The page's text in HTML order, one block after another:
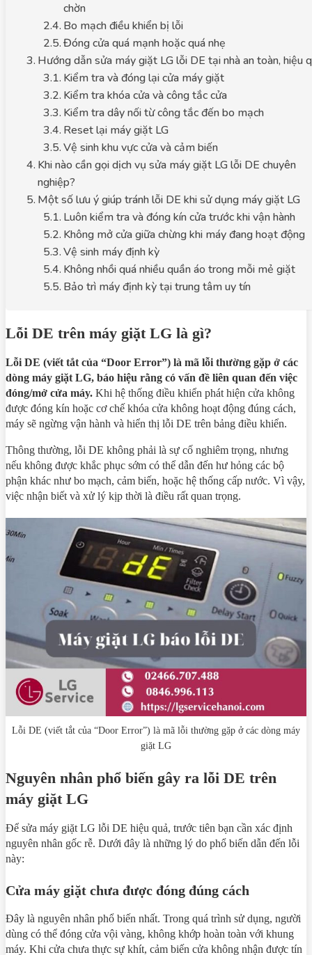
chờn
Bo mạch điều khiển bị lỗi
Đóng cửa quá mạnh hoặc quá nhẹ
Hướng dẫn sửa máy giặt LG lỗi DE tại nhà an toàn, hiệu
Kiểm tra và đóng lại cửa máy giặt
Kiểm tra khóa cửa và công tắc cửa
Kiểm tra dây nối từ công tắc đến bo mạch
Reset lại máy giặt LG
Vệ sinh khu vực cửa và cảm biến
Khi nào cần gọi dịch vụ sửa máy giặt LG lỗi DE chuyên
nghiệp?
Một số lưu ý giúp tránh lỗi DE khi sử dụng máy giặt LG
Luôn kiểm tra và đóng kín cửa trước khi vận hành
Không mở cửa giữa chừng khi máy đang hoạt động
Vệ sinh máy định kỳ
Không nhồi quá nhiều quần áo trong mỗi mẻ giặt
Bảo trì máy định kỳ tại trung tâm uy tín
Lỗi DE trên máy giặt LG là gì?
Lỗi DE (viết tắt của “Door Error”) là mã lỗi thường gặp ở các
dòng máy giặt LG, báo hiệu rằng có vấn đề liên quan đến việc
đóng/mở cửa máy. Khi hệ thống điều khiển phát hiện cửa không
được đóng kín hoặc cơ chế khóa cửa không hoạt động đúng cách,
máy sẽ ngừng vận hành và hiển thị lỗi DE trên bảng điều khiển.
Thông thường, lỗi DE không phải là sự cố nghiêm trọng, nhưng
nếu không được khắc phục sớm có thể dẫn đến hư hỏng các bộ
phận khác như bo mạch, cảm biến, hoặc hệ thống cấp nước. Vì vậy,
việc nhận biết và xử lý kịp thời là điều rất quan trọng.
Lỗi DE (viết tắt của “Door Error”) là mã lỗi thường gặp ở các dòng máy
giặt LG
Nguyên nhân phổ biến gây ra lỗi DE trên
máy giặt LG
Để sửa máy giặt LG lỗi DE hiệu quả, trước tiên bạn cần xác định
nguyên nhân gốc rễ. Dưới đây là những lý do phổ biến dẫn đến lỗi
này:
Cửa máy giặt chưa được đóng đúng cách
Đây là nguyên nhân phổ biến nhất. Trong quá trình sử dụng, người
dùng có thể đóng cửa vội vàng, không khớp hoàn toàn với khung
máy. Khi cửa chưa thực sự khít, cảm biến cửa không nhận được tín